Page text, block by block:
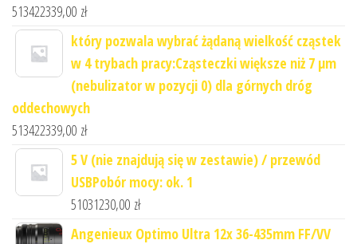
513422339,00 zł
który pozwala wybrać żądaną wielkość cząstek
w 4 trybach pracy:Cząsteczki większe niż 7 μm
(nebulizator w pozycji 0) dla górnych dróg
oddechowych
513422339,00 zł
5 V (nie znajdują się w zestawie) / przewód
USBPobór mocy: ok. 1
51031230,00 zł
Angenieux Optimo Ultra 12x 36-435mm FF/VV